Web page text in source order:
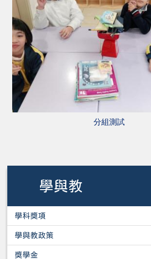
分組測試
學與教
學科獎項
學與教政策
獎學金